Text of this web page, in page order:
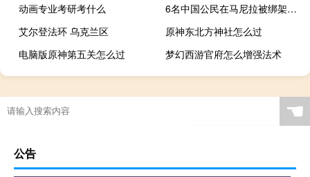
动画专业考研考什么
6名中国公民在马尼拉被绑架？外交部回应 到底什么情况呢
艾尔登法环 乌克兰区
原神东北方神社怎么过
电脑版原神第五关怎么过
梦幻西游官府怎么增强法术
☚
公告